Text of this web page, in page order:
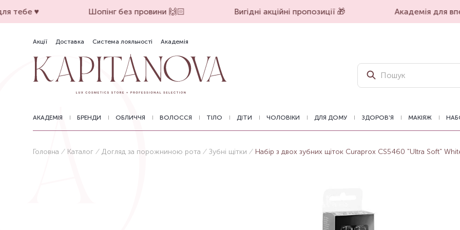
тебе ♥️ Шопінг без провини 🙌🏻 Вигідні акційні пропозиції 🎁 Академія для
Акції Доставка Система лояльності Академія
АКАДЕМІЯ БРЕНДИ ОБЛИЧЧЯ ВОЛОССЯ ТІЛО ДІТИ ЧОЛОВІКИ ДЛЯ ДОМУ ЗДОРОВ'Я МАКІЯЖ
Головна Каталог Догляд за порожниною рота Зубні щітки Набір з двох зубних щіток Curaprox CS5460 "Ultra Soft"